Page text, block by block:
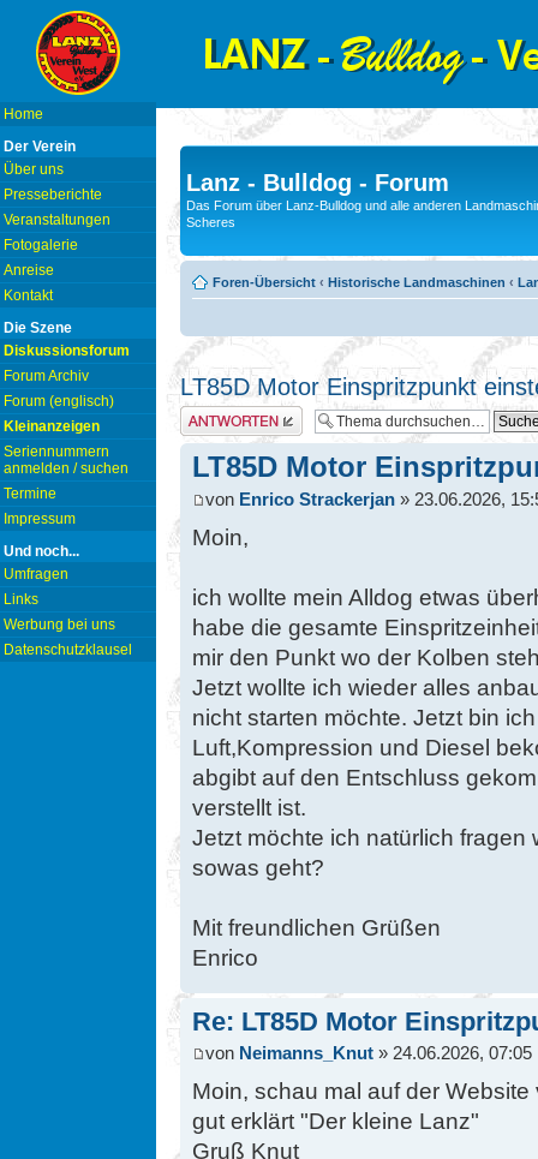
Home
Der Verein
Über uns
Presseberichte
Veranstaltungen
Fotogalerie
Anreise
Kontakt
Die Szene
Diskussionsforum
Forum Archiv
Forum (englisch)
Kleinanzeigen
Seriennummern
anmelden / suchen
Termine
Impressum
Und noch...
Umfragen
Links
Werbung bei uns
Datenschutzklausel
Lanz - Bulldog - Forum
Das Forum über Lanz-Bulldog und alle anderen
Scheres
Foren-Übersicht ‹ Historische Landmaschinen ‹
LT85D Motor Einspritzpunkt
Antwort erstellen
LT85D Motor
von Enrico Strackerjan » 23.06.2026,
Moin,
ich wollte mein Alldog etwas
habe die gesamte
mir den Punkt wo der Kolben
Jetzt wollte ich wieder alles
nicht starten möchte. Jetzt bin
Luft,Kompression und Diesel
abgibt auf den Entschluss
verstellt ist.
Jetzt möchte ich natürlich fragen
sowas geht?
Mit freundlichen Grüßen
Enrico
Re: LT85D Motor
von Neimanns_Knut » 24.06.2026, 07:05
Moin, schau mal auf der
gut erklärt "Der kleine Lanz"
Gruß Knut